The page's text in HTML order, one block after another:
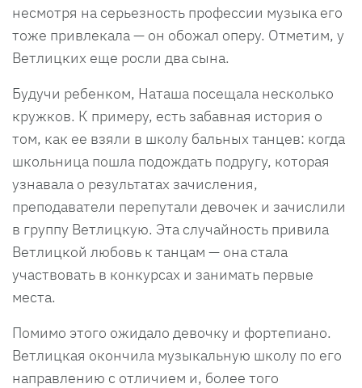
несмотря на серьезность профессии музыка его
тоже привлекала — он обожал оперу. Отметим, у
Ветлицких еще росли два сына.
Будучи ребенком, Наташа посещала несколько
кружков. К примеру, есть забавная история о
том, как ее взяли в школу бальных танцев: когда
школьница пошла подождать подругу, которая
узнавала о результатах зачисления,
преподаватели перепутали девочек и зачислили
в группу Ветлицкую. Эта случайность привила
Ветлицкой любовь к танцам — она стала
участвовать в конкурсах и занимать первые
места.
Помимо этого ожидало девочку и фортепиано.
Ветлицкая окончила музыкальную школу по его
направлению с отличием и, более того